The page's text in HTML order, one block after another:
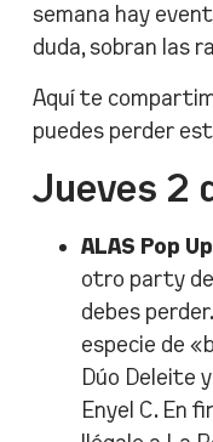
semana hay
duda, sobran las
Aquí te
puedes perder
Jueves 2
ALAS Pop Up
otro party
debes
especie de
Dúo Deleite
Enyel C. En